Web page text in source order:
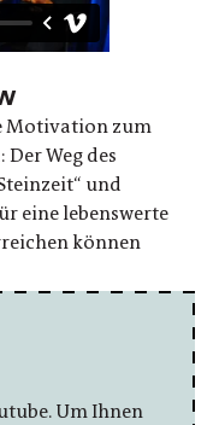
Motivation zum
Der Weg des
und
eine lebenswerte
können
Um Ihnen